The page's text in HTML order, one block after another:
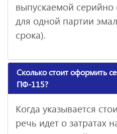
выпускаемой серийно
для одной партии
срока).
Сколько стоит оформить
ПФ-115?
Когда указывается
речь идет о затратах